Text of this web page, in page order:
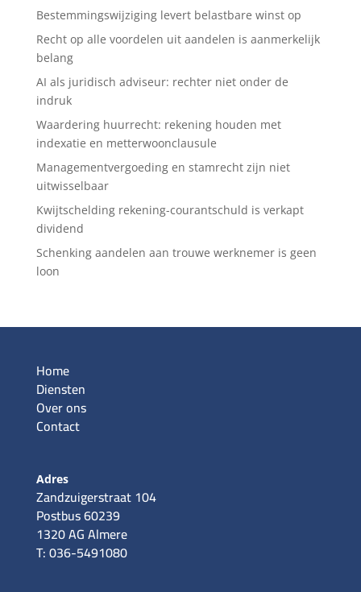
Bestemmingswijziging levert belastbare winst op
Recht op alle voordelen uit aandelen is aanmerkelijk
belang
AI als juridisch adviseur: rechter niet onder de
indruk
Waardering huurrecht: rekening houden met
indexatie en metterwoonclausule
Managementvergoeding en stamrecht zijn niet
uitwisselbaar
Kwijtschelding rekening-courantschuld is verkapt
dividend
Schenking aandelen aan trouwe werknemer is geen
loon
Home
Diensten
Over ons
Contact
Adres
Zandzuigerstraat 104
Postbus 60239
1320 AG Almere
T: 036-5491080